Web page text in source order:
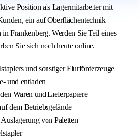
Position als Lagermitarbeiter mit
ein auf Oberflächentechnik
in Frankenberg. Werden Sie Teil eines
Sie sich noch heute online.
und sonstiger Flurförderzeuge
und entladen
Waren und Lieferpapiere
dem Betriebsgelände
von Paletten